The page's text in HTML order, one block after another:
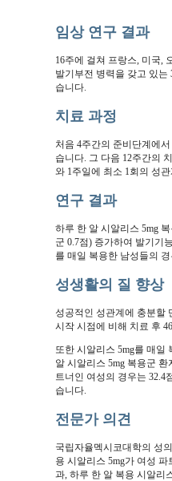
임상 연구 결과
16주에 걸쳐 프랑스, 미국,
발기부전 병력을 갖고 있
습니다.
치료 과정
처음 4주간의 준비단계에
습니다. 그 다음 12주간의
와 1주일에 최소 1회의 성
연구 결과
하루 한 알 시알리스 5mg
군 0.7점) 증가하여 발기기
를 매일 복용한 남성들의
성생활의 질 향상
성공적인 성관계에 충분할
시작 시점에 비해 치료 후
또한 시알리스 5mg를 매일
알 시알리스 5mg 복용군
트너인 여성의 경우는
습니다.
전문가 의견
국립자율멕시코대학의 성
용 시알리스 5mg가 여성
과, 하루 한 알 복용 시알리